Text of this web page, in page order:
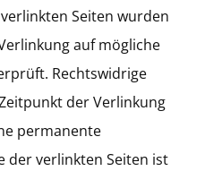
Seiten wurden
auf mögliche
Rechtswidrige
der Verlinkung
permanente
der verlinkten Seiten ist